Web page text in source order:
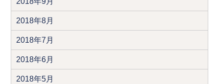
2018年8月
2018年7月
2018年6月
2018年5月